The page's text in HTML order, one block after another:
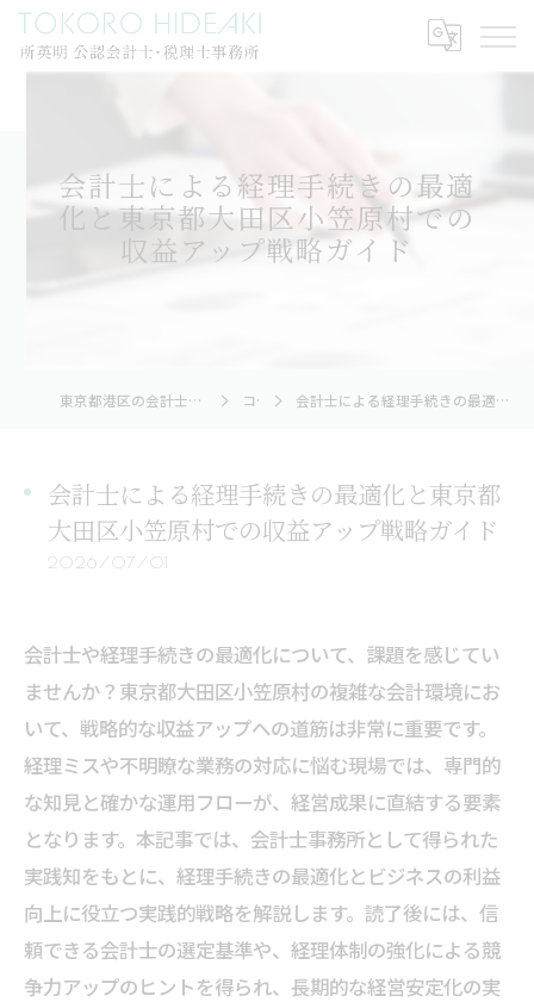
会計士による経理手続きの最適
化と東京都大田区小笠原村での
収益アップ戦略ガイド
東京都港区の会計士なら所英明公認会計士・税理士事務所 コラム 会計士による経理手続きの最適化と東京都大田区小笠原村での収益アップ戦略ガイド
会計士による経理手続きの最適化と東京都
大田区小笠原村での収益アップ戦略ガイド
2026/07/01
会計士や経理手続きの最適化について、課題を感じてい
ませんか？東京都大田区小笠原村の複雑な会計環境にお
いて、戦略的な収益アップへの道筋は非常に重要です。
経理ミスや不明瞭な業務の対応に悩む現場では、専門的
な知見と確かな運用フローが、経営成果に直結する要素
となります。本記事では、会計士事務所として得られた
実践知をもとに、経理手続きの最適化とビジネスの利益
向上に役立つ実践的戦略を解説します。読了後には、信
頼できる会計士の選定基準や、経理体制の強化による競
争力アップのヒントを得られ、長期的な経営安定化の実